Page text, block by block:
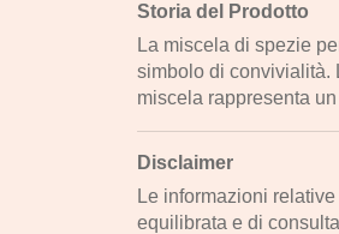
Storia del Prodotto
La miscela di spezie
simbolo di convivialità.
miscela rappresenta
Disclaimer
Le informazioni
equilibrata e di